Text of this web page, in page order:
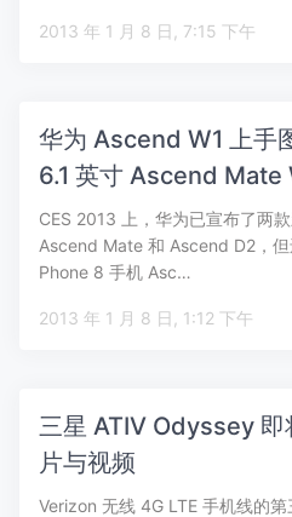
2013 年 1 月 8 日, 7:15 下午
华为 Ascend W1 上手
6.1 英寸 Ascend Mate
CES 2013 上，华为已宣布了两
Ascend Mate 和 Ascend D2，
Phone 8 手机 Asc…
2013 年 1 月 8 日, 1:12 下午
三星 ATIV Odyssey 即
片与视频
Verizon 无线 4G LTE 手机线的